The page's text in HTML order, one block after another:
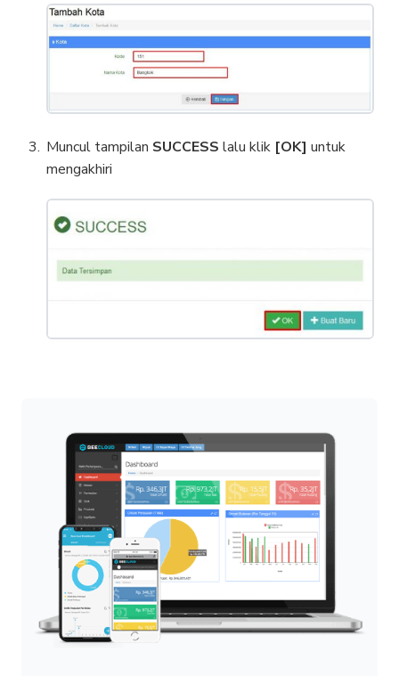
Muncul tampilan SUCCESS lalu klik [OK] untuk
mengakhiri